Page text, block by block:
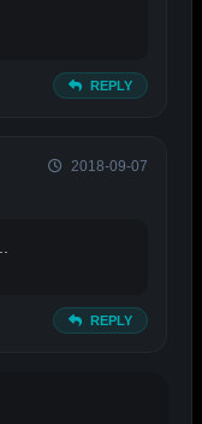
REPLY
2018-09-07
REPLY